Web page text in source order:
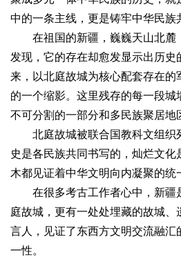
中的一条主线，更是铸牢中华民
在祖国的新疆，巍巍天山北
发现，它的存在却愈发显示出历
来，以北庭故城为核心配套存在
的一个缩影。这里残存的每一段
不可分割的一部分和多民族聚居
北庭故城被联合国教科文组
史是各民族共同书写的，灿烂文
木都见证着中华文明向内凝聚的统
在很多考古工作者心中，新
庭故城，更有一处处埋藏的故城
言人，见证了东西方文明交流融
一性。